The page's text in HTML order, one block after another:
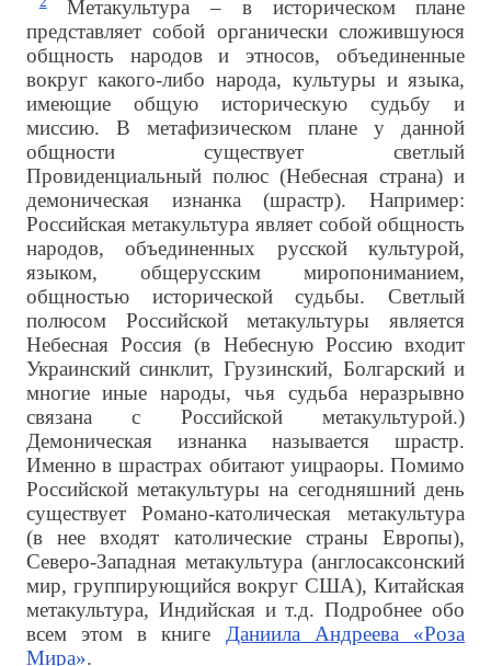
Метакультура – в историческом плане
представляет собой органически сложившуюся
общность народов и этносов, объединенные
вокруг какого-либо народа, культуры и языка,
имеющие общую историческую судьбу и
миссию. В метафизическом плане у данной
общности существует светлый
Провиденциальный полюс (Небесная страна) и
демоническая изнанка (шрастр). Например:
Российская метакультура являет собой общность
народов, объединенных русской культурой,
языком, общерусским миропониманием,
общностью исторической судьбы. Светлый
полюсом Российской метакультуры является
Небесная Россия (в Небесную Россию входит
Украинский синклит, Грузинский, Болгарский и
многие иные народы, чья судьба неразрывно
связана с Российской метакультурой.)
Демоническая изнанка называется шрастр.
Именно в шрастрах обитают уицраоры. Помимо
Российской метакультуры на сегодняшний день
существует Романо-католическая метакультура
(в нее входят католические страны Европы),
Северо-Западная метакультура (англосаксонский
мир, группирующийся вокруг США), Китайская
метакультура, Индийская и т.д. Подробнее обо
всем этом в книге Даниила Андреева «Роза
Мира».